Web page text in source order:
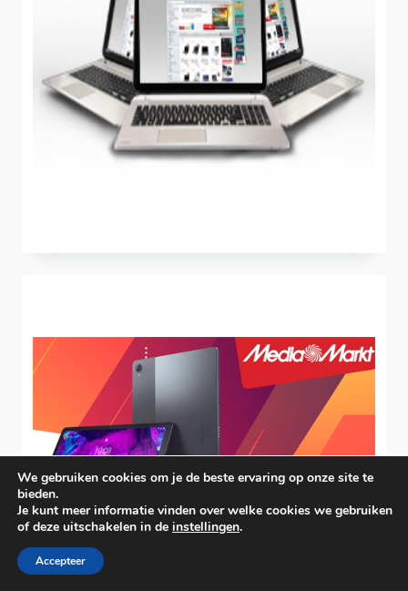
We gebruiken cookies om je de beste ervaring op onze site te
bieden.
Je kunt meer informatie vinden over welke cookies we gebruiken
of deze uitschakelen in de instellingen.
Accepteer